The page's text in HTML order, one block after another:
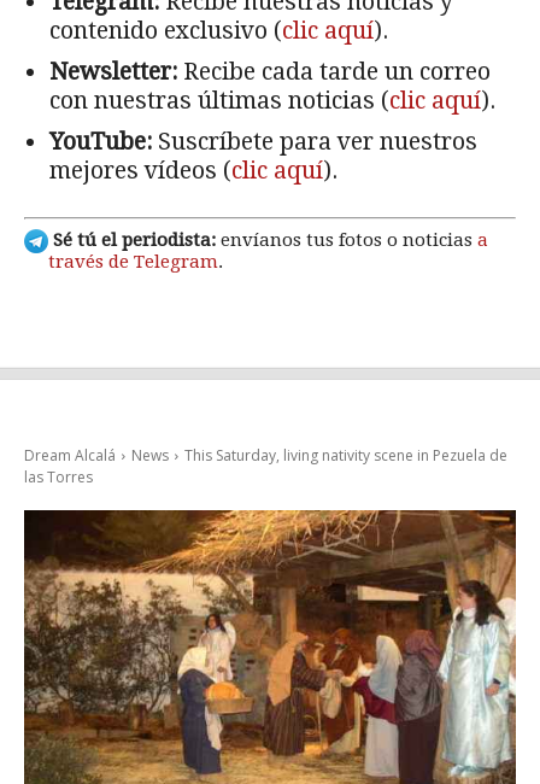
contenido exclusivo (clic aquí).
Newsletter: Recibe cada tarde un correo
con nuestras últimas noticias (clic aquí).
YouTube: Suscríbete para ver nuestros
mejores vídeos (clic aquí).
Sé tú el periodista: envíanos tus fotos o noticias a
través de Telegram.